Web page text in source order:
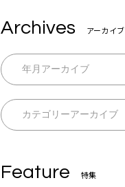
Archives アーカイブ
Feature 特集